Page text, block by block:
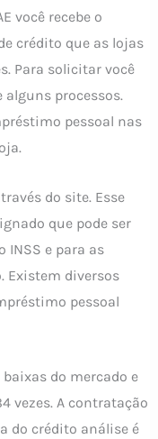
você recebe o
crédito que as lojas
Para solicitar você
alguns processos.
pessoal nas
do site. Esse
que pode ser
INSS e para as
Existem diversos
pessoal
do mercado e
vezes. A contratação
do crédito análise é